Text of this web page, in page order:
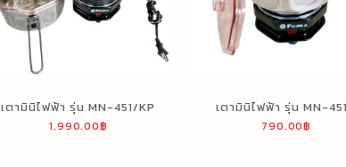
เตามินิไฟฟ้า รุ่น MN-451/KP
1,990.00฿
เตามินิไฟฟ้า รุ่น MN-
790.00฿